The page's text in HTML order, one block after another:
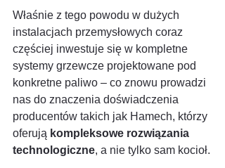
Właśnie z tego powodu w dużych
instalacjach przemysłowych coraz
częściej inwestuje się w kompletne
systemy grzewcze projektowane pod
konkretne paliwo – co znowu prowadzi
nas do znaczenia doświadczenia
producentów takich jak Hamech, którzy
oferują kompleksowe rozwiązania
technologiczne, a nie tylko sam kocioł.